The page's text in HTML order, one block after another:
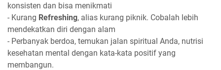
konsisten dan bisa menikmati
- Kurang Refreshing, alias kurang piknik. Cobalah lebih
mendekatkan diri dengan alam
- Perbanyak berdoa, temukan jalan spiritual Anda, nutrisi
kesehatan mental dengan kata-kata positif yang
membangun.